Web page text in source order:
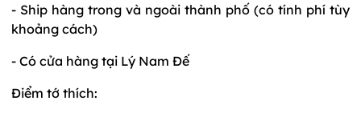
- Ship hàng trong và ngoài thành phố (có tính phí tùy
khoảng cách)
- Có cửa hàng tại Lý Nam Đế
Điểm tớ thích: